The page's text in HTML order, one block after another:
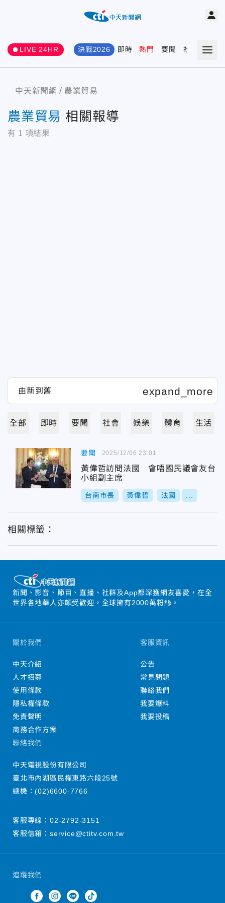
LIVE 24HR 決戰2026 即時 熱門 要聞 社會 娛樂
中天新聞網 農業貿易
農業貿易 相關報導
有 1 項結果
全部 即時 要聞 社會 娛樂 體育 生活
要聞
黃偉哲訪問法國 會唔國民議會友台
小組副主席
台南市長 黃偉哲 法國
2025/12/06 23:01
相關標籤：
新聞、影音、節目、直播、社群及App都深獲網友喜愛，在全
世界各地華人亦頗受歡迎，全球擁有2000萬粉絲。
追蹤我們
關於我們
中天介紹
人才招募
使用條款
隱私權條款
免責聲明
商務合作方案
客服資訊
公告
常見問題
聯絡我們
我要爆料
我要投稿
聯絡我們
中天電視股份有限公司
臺北市內湖區民權東路六段25號
總機：(02)6600-7766
客服專線： 02-2792-3151
客服信箱： service@ctitv.com.tw